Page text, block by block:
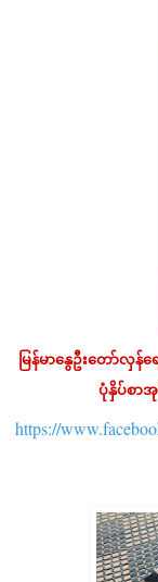
မြန်မာနွေဦးတော်လှ
ပုံနှိပ်စာ
https://